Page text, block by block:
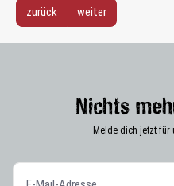
zurück weiter
Nichts
Melde dich jetzt für